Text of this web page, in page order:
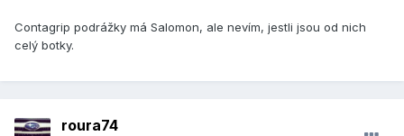
Contagrip podrážky má Salomon, ale nevím, jestli jsou od nich
celý botky.
roura74